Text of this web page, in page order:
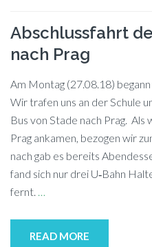
Abschlussfahrt
nach Prag
Am Mon­tag (27.08.18)
Wir tra­fen uns an der Schu­le
Bus von Sta­de nach Prag. Als
Prag an­ka­men, be­zo­gen wir
nach gab es be­reits
fand sich nur drei U‑Bahn
fernt. …
READ MORE